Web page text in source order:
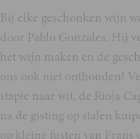
Bij elke geschonken wijn
door Pablo Gonzales. Hij
het wijn maken en de
ons ook niet onthouden!
stapje naar wit, de Rioja
na de gisting op stalen
op kleine fusten van